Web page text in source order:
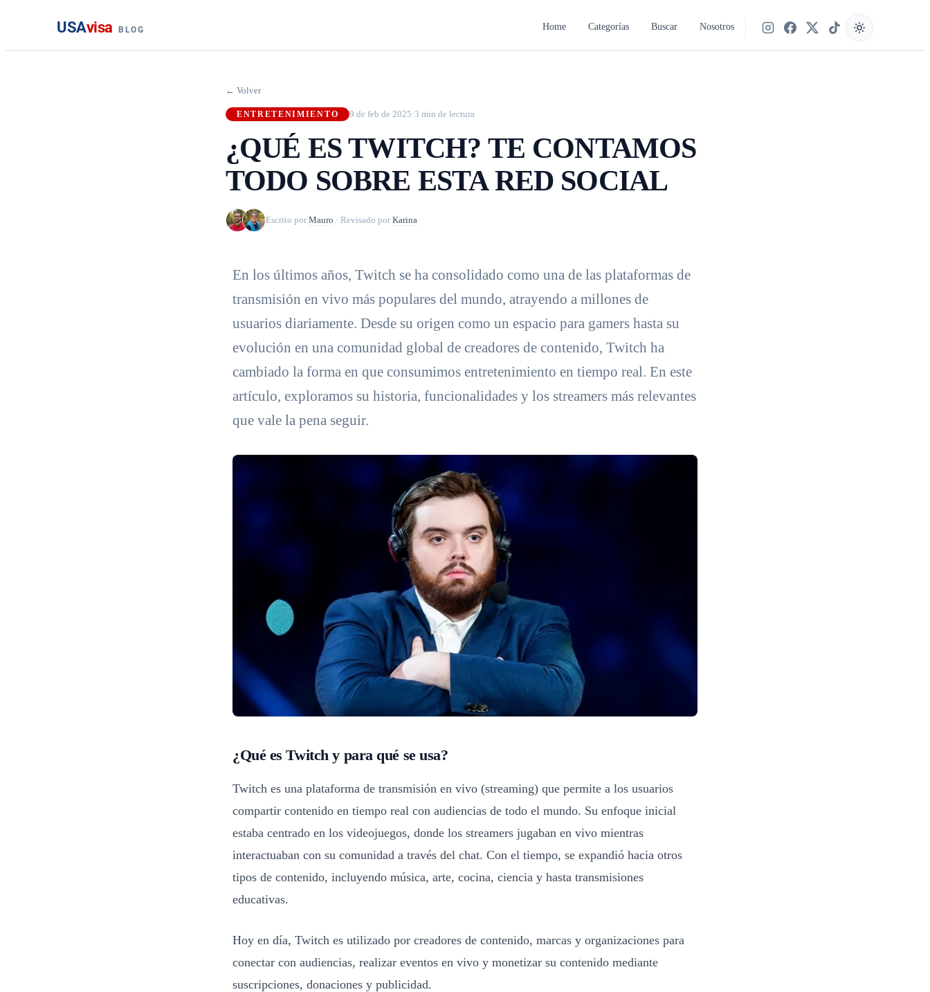
USAvisa BLOG Home Categorías Buscar Nosotros
Síguenos en Instagram
Síguenos en Facebook
Síguenos en X
Síguenos en TikTok
← Volver
ENTRETENIMIENTO 9 de feb de 2025·3 min de lectura
¿QUÉ ES TWITCH? TE CONTAMOS
TODO SOBRE ESTA RED SOCIAL
Escrito por Mauro · Revisado por Karina
En los últimos años, Twitch se ha consolidado como una de las plataformas de
transmisión en vivo más populares del mundo, atrayendo a millones de
usuarios diariamente. Desde su origen como un espacio para gamers hasta su
evolución en una comunidad global de creadores de contenido, Twitch ha
cambiado la forma en que consumimos entretenimiento en tiempo real. En este
artículo, exploramos su historia, funcionalidades y los streamers más relevantes
que vale la pena seguir.
¿Qué es Twitch y para qué se usa?
Twitch es una plataforma de transmisión en vivo (streaming) que permite a los usuarios
compartir contenido en tiempo real con audiencias de todo el mundo. Su enfoque inicial
estaba centrado en los videojuegos, donde los streamers jugaban en vivo mientras
interactuaban con su comunidad a través del chat. Con el tiempo, se expandió hacia otros
tipos de contenido, incluyendo música, arte, cocina, ciencia y hasta transmisiones
educativas.
Hoy en día, Twitch es utilizado por creadores de contenido, marcas y organizaciones para
conectar con audiencias, realizar eventos en vivo y monetizar su contenido mediante
suscripciones, donaciones y publicidad.